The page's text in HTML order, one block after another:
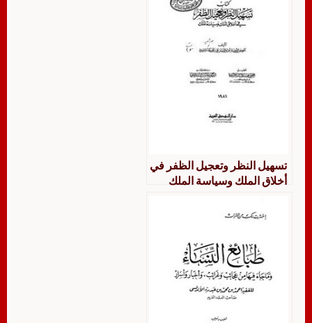
تسهيل النظر وتعجيل الظفر في
أخلاق الملك وسياسة الملك